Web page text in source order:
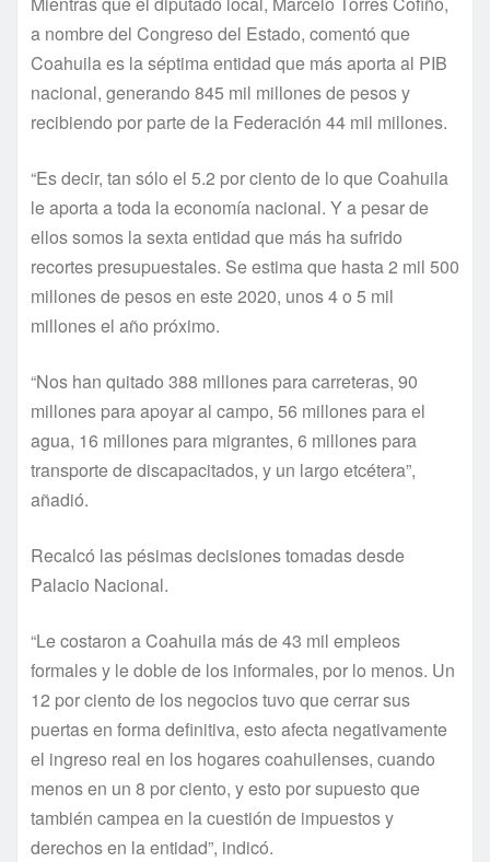
a nombre del Congreso del Estado, comentó que
Coahuila es la séptima entidad que más aporta al PIB
nacional, generando 845 mil millones de pesos y
recibiendo por parte de la Federación 44 mil millones.
“Es decir, tan sólo el 5.2 por ciento de lo que Coahuila
le aporta a toda la economía nacional. Y a pesar de
ellos somos la sexta entidad que más ha sufrido
recortes presupuestales. Se estima que hasta 2 mil 500
millones de pesos en este 2020, unos 4 o 5 mil
millones el año próximo.
“Nos han quitado 388 millones para carreteras, 90
millones para apoyar al campo, 56 millones para el
agua, 16 millones para migrantes, 6 millones para
transporte de discapacitados, y un largo etcétera”,
añadió.
Recalcó las pésimas decisiones tomadas desde
Palacio Nacional.
“Le costaron a Coahuila más de 43 mil empleos
formales y le doble de los informales, por lo menos. Un
12 por ciento de los negocios tuvo que cerrar sus
puertas en forma definitiva, esto afecta negativamente
el ingreso real en los hogares coahuilenses, cuando
menos en un 8 por ciento, y esto por supuesto que
también campea en la cuestión de impuestos y
derechos en la entidad”, indicó.